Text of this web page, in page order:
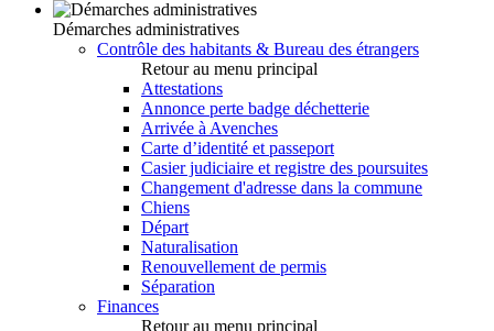
Démarches administratives
Contrôle des habitants & Bureau des étrangers
Retour au menu principal
Attestations
Annonce perte badge déchetterie
Arrivée à Avenches
Carte d’identité et passeport
Casier judiciaire et registre des poursuites
Changement d'adresse dans la commune
Chiens
Départ
Naturalisation
Renouvellement de permis
Séparation
Finances
Retour au menu principal